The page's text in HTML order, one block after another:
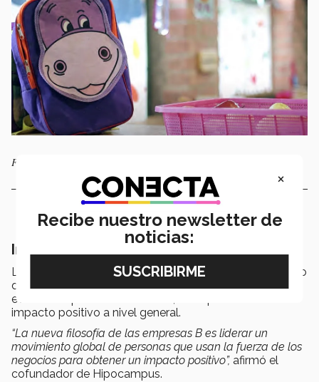
Foto: cortesía Hipocampus
Impacto positivo en la educación infantil
Las empresas B tienen ciertas características por su alto
desempeño social y ambiental, estas empresas no solo
evalúan un producto o servicio, sino que evalúan el
impacto positivo a nivel general.
“La nueva filosofía de las empresas B es liderar un
movimiento global de personas que usan la fuerza de los
negocios para obtener un impacto positivo”, afirmó el
cofundador de Hipocampus.
×
Recibe nuestro newsletter de
noticias: